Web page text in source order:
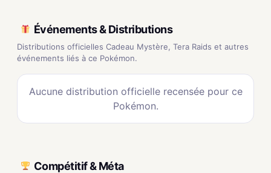
Événements & Distributions
Distributions officielles Cadeau Mystère, Tera Raids et autres
événements liés à ce Pokémon.
Aucune distribution officielle recensée pour ce
Pokémon.
Compétitif & Méta